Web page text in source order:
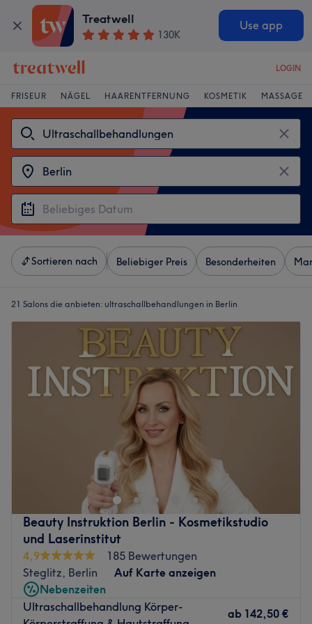
Treatwell
130K
Use app
LOGIN
FRISEUR NÄGEL HAARENTFERNUNG KOSMETIK MASSAGE
Sortieren nach Beliebiger Preis Besonderheiten
21 Salons die anbieten: ultraschallbehandlungen in Berlin
Beauty Instruktion Berlin - Kosmetikstudio
und Laserinstitut
4,9
185 Bewertungen
Steglitz, Berlin
Auf Karte anzeigen
Nebenzeiten
Ultraschallbehandlung Körper-
ab 142,50 €